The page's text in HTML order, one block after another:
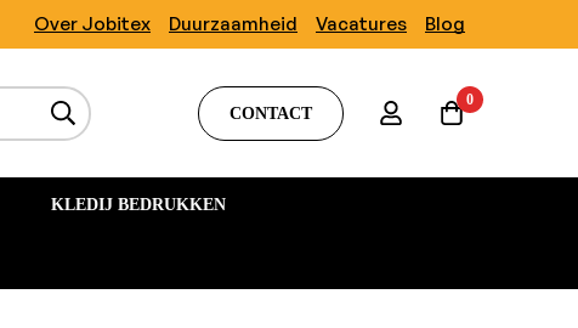
Over Jobitex Duurzaamheid Vacatures Blog
CONTACT
0
KLEDIJ BEDRUKKEN